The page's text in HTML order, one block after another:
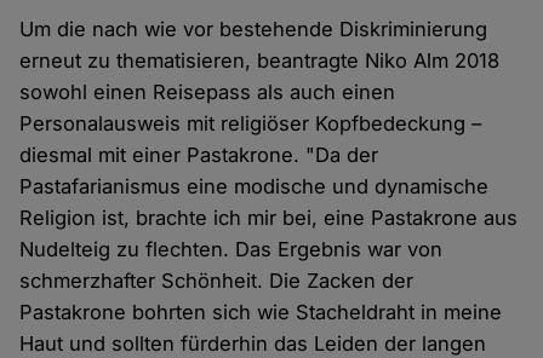
Um die nach wie vor bestehende Diskriminierung
erneut zu thematisieren, beantragte Niko Alm 2018
sowohl einen Reisepass als auch einen
Personalausweis mit religiöser Kopfbedeckung –
diesmal mit einer Pastakrone. "Da der
Pastafarianismus eine modische und dynamische
Religion ist, brachte ich mir bei, eine Pastakrone aus
Nudelteig zu flechten. Das Ergebnis war von
schmerzhafter Schönheit. Die Zacken der
Pastakrone bohrten sich wie Stacheldraht in meine
Haut und sollten fürderhin das Leiden der langen